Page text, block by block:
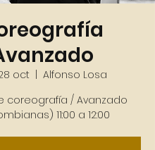
oct
  |
Alfonso Losa
coreografía / Avanzado